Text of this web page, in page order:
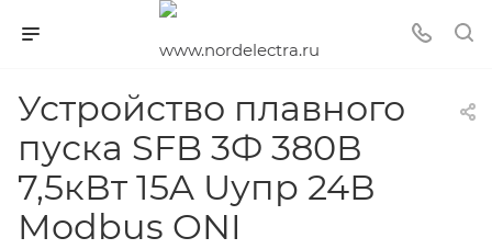
Устройство плавного
пуска SFB 3Ф 380В
7,5кВт 15A Uупр 24В
Modbus ONI